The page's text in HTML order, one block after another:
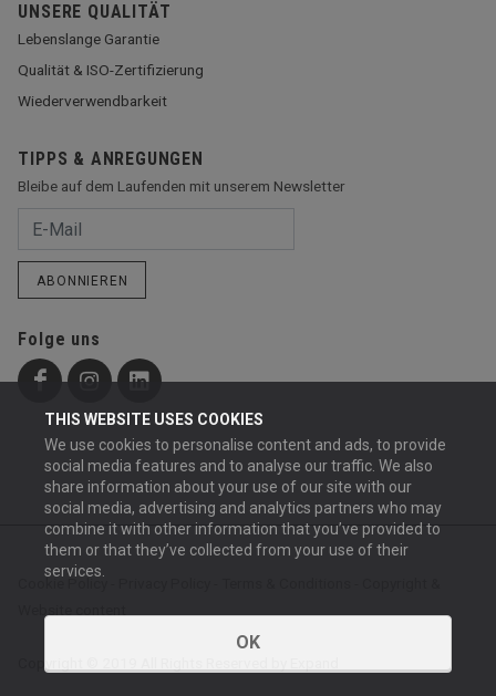
THIS WEBSITE USES COOKIES
We use cookies to personalise content and ads, to provide
social media features and to analyse our traffic. We also
share information about your use of our site with our
social media, advertising and analytics partners who may
combine it with other information that you’ve provided to
them or that they’ve collected from your use of their
services.
OK
UNSERE QUALITÄT
Lebenslange Garantie
Qualität & ISO-Zertifizierung
Wiederverwendbarkeit
TIPPS & ANREGUNGEN
Bleibe auf dem Laufenden mit unserem Newsletter
ABONNIEREN
Folge uns